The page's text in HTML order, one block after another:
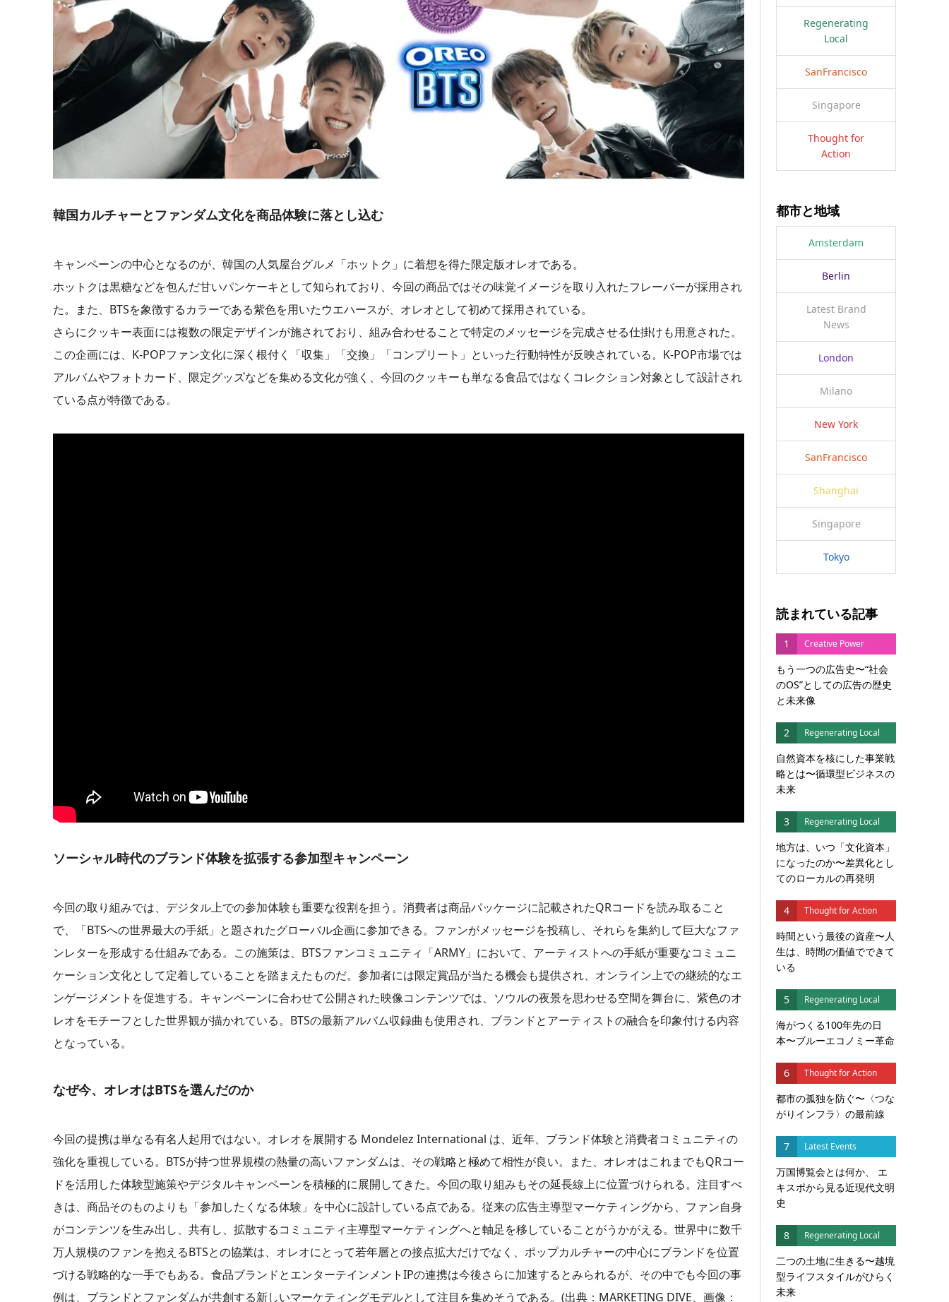
韓国カルチャーとファンダム文化を商品体験に落とし込む
キャンペーンの中心となるのが、韓国の人気屋台グルメ「ホットク」に着想を得た限定版オレオである。
ホットクは黒糖などを包んだ甘いパンケーキとして知られており、今回の商品ではその味覚イメージを取り入れたフレーバーが採用され
た。また、BTSを象徴するカラーである紫色を用いたウエハースが、オレオとして初めて採用されている。
さらにクッキー表面には複数の限定デザインが施されており、組み合わせることで特定のメッセージを完成させる仕掛けも用意された。
この企画には、K-POPファン文化に深く根付く「収集」「交換」「コンプリート」といった行動特性が反映されている。K-POP市場では
アルバムやフォトカード、限定グッズなどを集める文化が強く、今回のクッキーも単なる食品ではなくコレクション対象として設計され
ている点が特徴である。
ソーシャル時代のブランド体験を拡張する参加型キャンペーン
今回の取り組みでは、デジタル上での参加体験も重要な役割を担う。消費者は商品パッケージに記載されたQRコードを読み取ること
で、「BTSへの世界最大の手紙」と題されたグローバル企画に参加できる。ファンがメッセージを投稿し、それらを集約して巨大なファ
ンレターを形成する仕組みである。この施策は、BTSファンコミュニティ「ARMY」において、アーティストへの手紙が重要なコミュニ
ケーション文化として定着していることを踏まえたものだ。参加者には限定賞品が当たる機会も提供され、オンライン上での継続的なエ
ンゲージメントを促進する。キャンペーンに合わせて公開された映像コンテンツでは、ソウルの夜景を思わせる空間を舞台に、紫色のオ
レオをモチーフとした世界観が描かれている。BTSの最新アルバム収録曲も使用され、ブランドとアーティストの融合を印象付ける内容
となっている。
なぜ今、オレオはBTSを選んだのか
今回の提携は単なる有名人起用ではない。オレオを展開する Mondelez International は、近年、ブランド体験と消費者コミュニティの
強化を重視している。BTSが持つ世界規模の熱量の高いファンダムは、その戦略と極めて相性が良い。また、オレオはこれまでもQRコー
ドを活用した体験型施策やデジタルキャンペーンを積極的に展開してきた。今回の取り組みもその延長線上に位置づけられる。注目すべ
きは、商品そのものよりも「参加したくなる体験」を中心に設計している点である。従来の広告主導型マーケティングから、ファン自身
がコンテンツを生み出し、共有し、拡散するコミュニティ主導型マーケティングへと軸足を移していることがうかがえる。世界中に数千
万人規模のファンを抱えるBTSとの協業は、オレオにとって若年層との接点拡大だけでなく、ポップカルチャーの中心にブランドを位置
づける戦略的な一手でもある。食品ブランドとエンターテインメントIPの連携は今後さらに加速するとみられるが、その中でも今回の事
例は、ブランドとファンダムが共創する新しいマーケティングモデルとして注目を集めそうである。(出典：MARKETING DIVE、画像：
Regenerating
Local
SanFrancisco
Singapore
Thought for
Action
都市と地域
Amsterdam
Berlin
Latest Brand
News
London
Milano
New York
SanFrancisco
Shanghai
Singapore
Tokyo
読まれている記事
1 Creative Power
もう一つの広告史〜“社会
のOS”としての広告の歴史
と未来像
2 Regenerating Local
自然資本を核にした事業戦
略とは〜循環型ビジネスの
未来
3 Regenerating Local
地方は、いつ「文化資本」
になったのか〜差異化とし
てのローカルの再発明
4 Thought for Action
時間という最後の資産〜人
生は、時間の価値でできて
いる
5 Regenerating Local
海がつくる100年先の日
本〜ブルーエコノミー革命
6 Thought for Action
都市の孤独を防ぐ〜〈つな
がりインフラ〉の最前線
7 Latest Events
万国博覧会とは何か、 エ
キスポから見る近現代文明
史
8 Regenerating Local
二つの土地に生きる〜越境
型ライフスタイルがひらく
未来